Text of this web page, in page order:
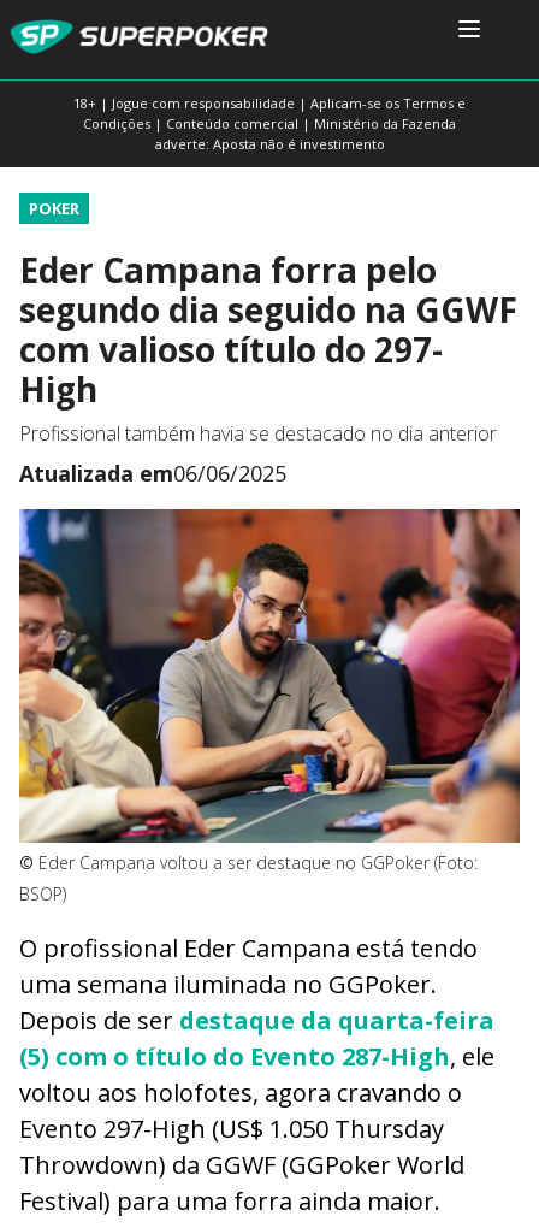
18+ | Jogue com responsabilidade | Aplicam-se os Termos e
Condições | Conteúdo comercial | Ministério da Fazenda
adverte: Aposta não é investimento
POKER
Eder Campana forra pelo
segundo dia seguido na GGWF
com valioso título do 297-
High
Profissional também havia se destacado no dia anterior
Atualizada em06/06/2025
© Eder Campana voltou a ser destaque no GGPoker (Foto:
BSOP)
O profissional Eder Campana está tendo
uma semana iluminada no GGPoker.
Depois de ser destaque da quarta-feira
(5) com o título do Evento 287-High, ele
voltou aos holofotes, agora cravando o
Evento 297-High (US$ 1.050 Thursday
Throwdown) da GGWF (GGPoker World
Festival) para uma forra ainda maior.